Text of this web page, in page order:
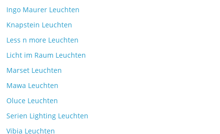
Ingo Maurer Leuchten
Knapstein Leuchten
Less n more Leuchten
Licht im Raum Leuchten
Marset Leuchten
Mawa Leuchten
Oluce Leuchten
Serien Lighting Leuchten
Vibia Leuchten